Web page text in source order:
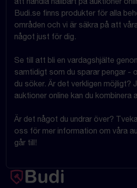
Budi.se finns produkter för alla
områden och vi är säkra på att
något just för dig.
Se till att bli en vardagshjälte
samtidigt som du sparar pengar -
du söker. Är det verkligen möjligt?
auktioner online kan du kombinera
Är det något du undrar över?
oss för mer information om våra
går till!